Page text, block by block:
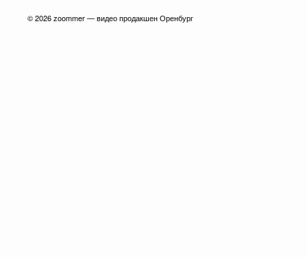
© 2026zoommer — видео продакшен Оренбург